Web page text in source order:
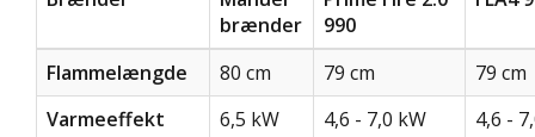
brænder
990
Flammelængde 80 cm 79 cm
79 cm
Varmeeffekt
6,5 kW 4,6 - 7,0 kW
4,6 -